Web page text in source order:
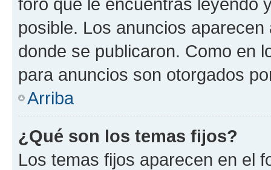
posible. Los anuncios
donde se publicaron. Como en
para anuncios son otorgados
Arriba
¿Qué son los temas fijos?
Los temas fijos aparecen en el